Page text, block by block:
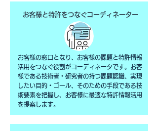
お客様の窓口となり、お客様の課題と特許情報
活用をつなぐ役割がコーディネータです。お客
様である技術者・研究者の持つ課題認識、実現
したい目的・ゴール、そのための手段である技
術要素を把握し、お客様に最適な特許情報活用
を提案します。
お客様と特許をつなぐコーディネーター